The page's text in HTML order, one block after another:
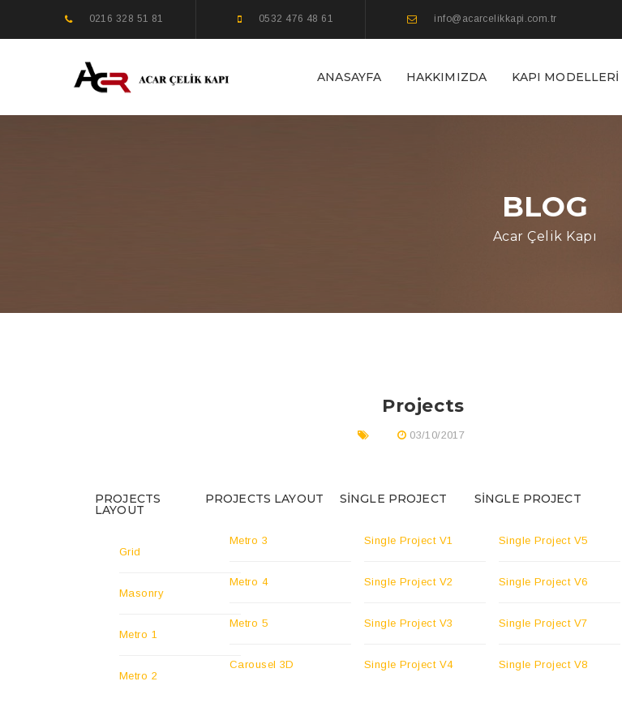
0216 328 51 81 0532 476 48 61 info@acarcelikkapi.com.tr
ANASAYFA HAKKIMIZDA KAPI MODELLERI
BLOG
Acar Çelik Kapı
Projects
03/10/2017
PROJECTS
LAYOUT
Grid
Masonry
Metro 1
Metro 2
PROJECTS LAYOUT
Metro 3
Metro 4
Metro 5
Carousel 3D
SINGLE PROJECT
Single Project V1
Single Project V2
Single Project V3
Single Project V4
SINGLE PROJECT
Single Project V5
Single Project V6
Single Project V7
Single Project V8